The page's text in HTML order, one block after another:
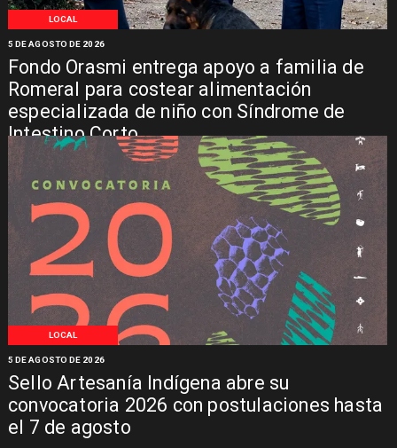
LOCAL
Fondo Orasmi entrega apoyo a familia de
Romeral para costear alimentación
especializada de niño con Síndrome de
Intestino Corto
5 DE AGOSTO DE 2026
LOCAL
Sello Artesanía Indígena abre su
convocatoria 2026 con postulaciones hasta
el 7 de agosto
5 DE AGOSTO DE 2026